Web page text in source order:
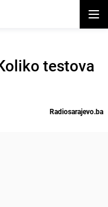
testova
Radiosarajevo.ba